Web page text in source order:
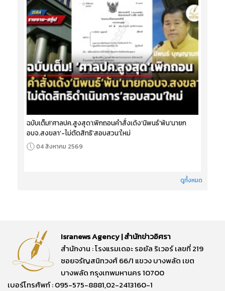
ฉบับเต็ม!‘ศาลปค.สูงสุด’เพิกถอนคำสั่งเด้ง‘นิพนธ์’พ้น‘นายก
อบจ.สงขลา’-ไม่ตัดสิทธิ‘สอบสวน’ใหม่
04 สิงหาคม 2569
ดูทั้งหมด
Isranews Agency | สำนักข่าวอิศรา
สำนักงาน : โรงแรมเดอะ รอยัล ริเวอร์ เลขที่ 219
ซอยจรัญสนิทวงศ์ 66/1 แขวง บางพลัด เขต
บางพลัด กรุงเทพมหานคร 10700
เบอร์โทรศัพท์ : 095-575-8881,02-2413160-1